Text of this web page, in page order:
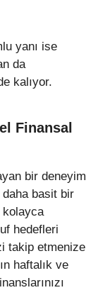
yanı ise
da
kalıyor.
Finansal
bir deneyim
daha basit bir
kolayca
hedefleri
takip etmenize
haftalık ve